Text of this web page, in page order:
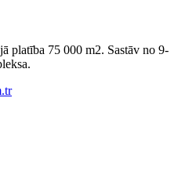
platība 75 000 m2. Sastāv no 9-